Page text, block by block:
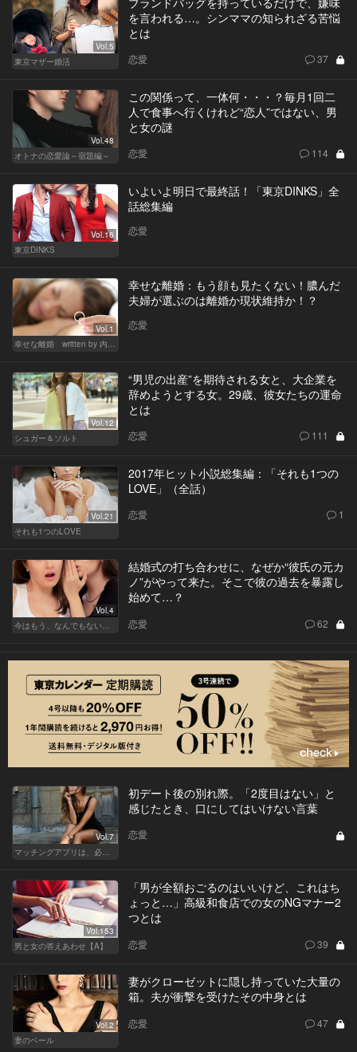
Vol.5
東京マザー婚活
を言われる…。シンママの知られざる苦悩
とは
恋愛 37
Vol.48
オトナの恋愛論～宿題編～
この関係って、一体何・・・？毎月1回二
人で食事へ行くけれど“恋人”ではない、男
と女の謎
恋愛 114
Vol.16
東京DINKS
いよいよ明日で最終話！「東京DINKS」全
話総集編
恋愛
Vol.1
幸せな離婚：もう顔も見たくない！膿んだ
夫婦が選ぶのは離婚か現状維持か！？
恋愛
Vol.12
シュガー＆ソルト
“男児の出産”を期待される女と、大企業を
辞めようとする女。29歳、彼女たちの運命
とは
恋愛 111
Vol.21
それも1つのLOVE
2017年ヒット小説総集編：「それも1つの
LOVE」（全話）
恋愛 1
Vol.4
今はもう、なんでもないから
結婚式の打ち合わせに、なぜか“彼氏の元カ
ノ”がやって来た。そこで彼の過去を暴露し
始めて…？
恋愛 62
Vol.7
マッチングアプリは、必然に。
初デート後の別れ際。「2度目はない」と
感じたとき、口にしてはいけない言葉
恋愛
Vol.153
男と女の答えあわせ【A】
「男が全額おごるのはいいけど、これはち
ょっと…」高級和食店での女のNGマナー2
つとは
恋愛 39
Vol.2
妻のベール
妻がクローゼットに隠し持っていた大量の
箱。夫が衝撃を受けたその中身とは
恋愛 47